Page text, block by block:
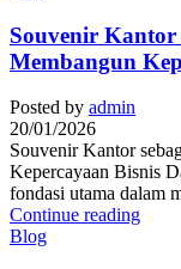
Souvenir
Membangun
Posted by admin
20/01/2026
Souvenir Kantor
Kepercayaan Bisnis
fondasi utama dalam
Continue reading
Blog